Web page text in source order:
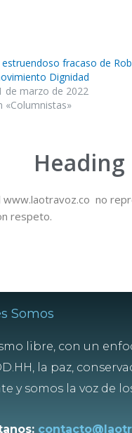
estruendoso fracaso de
Dignidad
de marzo de 2022
«Columnistas»
Heading
no
respeto.
Somos
libre, con un
la paz,
y somos la voz de